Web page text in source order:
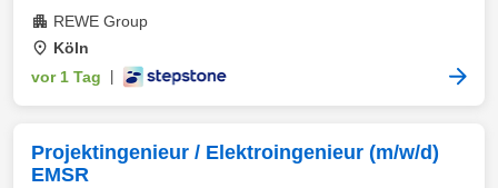
REWE Group
Köln
vor 1 Tag
Projektingenieur / Elektroingenieur (m/w/d)
EMSR